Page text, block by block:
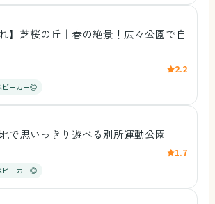
れ】芝桜の丘｜春の絶景！広々公園で自
2.2
ビーカー◎
で思いっきり遊べる別所運動公園
1.7
ビーカー◎